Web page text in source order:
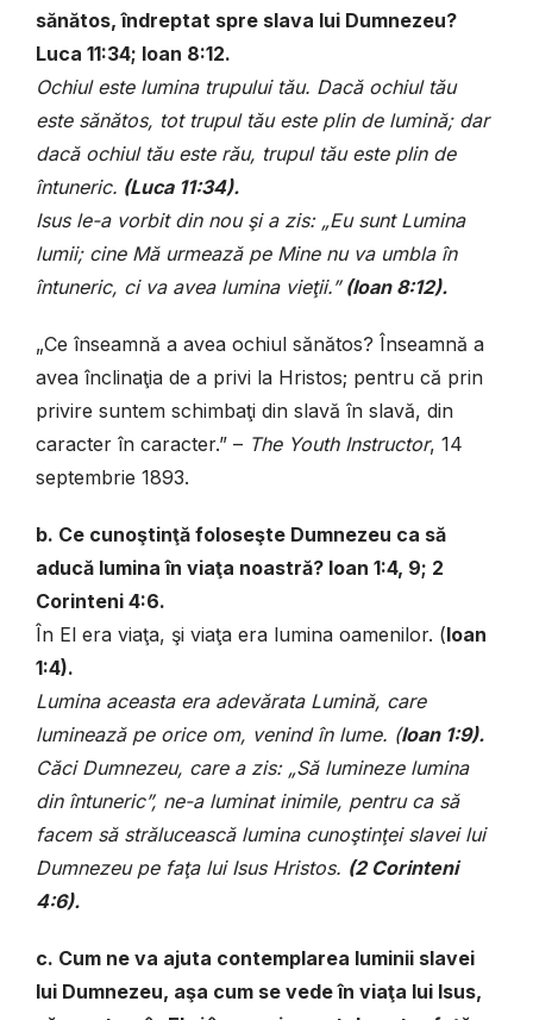
sănătos, îndreptat spre slava lui Dumnezeu?
Luca 11:34; Ioan 8:12.
Ochiul este lumina trupului tău. Dacă ochiul tău
este sănătos, tot trupul tău este plin de lumină; dar
dacă ochiul tău este rău, trupul tău este plin de
întuneric. (Luca 11:34).
Isus le-a vorbit din nou şi a zis: „Eu sunt Lumina
lumii; cine Mă urmează pe Mine nu va umbla în
întuneric, ci va avea lumina vieţii.”(Ioan 8:12).
„Ce înseamnă a avea ochiul sănătos? Înseamnă a
avea înclinaţia de a privi la Hristos; pentru că prin
privire suntem schimbaţi din slavă în slavă, din
caracter în caracter.” – The Youth Instructor, 14
septembrie 1893.
b. Ce cunoştinţă foloseşte Dumnezeu ca să
aducă lumina în viaţa noastră? Ioan 1:4, 9; 2
Corinteni 4:6.
În El era viaţa, şi viaţa era lumina oamenilor. (Ioan
1:4).
Lumina aceasta era adevărata Lumină, care
luminează pe orice om, venind în lume. (Ioan 1:9).
Căci Dumnezeu, care a zis: „Să lumineze lumina
din întuneric”, ne-a luminat inimile, pentru ca să
facem să strălucească lumina cunoştinţei slavei lui
Dumnezeu pe faţa lui Isus Hristos. (2 Corinteni
4:6).
c. Cum ne va ajuta contemplarea luminii slavei
lui Dumnezeu, aşa cum se vedeîn viaţa lui Isus,